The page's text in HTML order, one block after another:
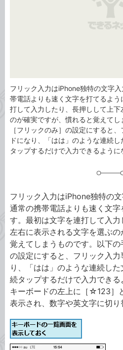
フリック入力はiPhone独特の文字
帯電話よりも速く文字を打てるよ
打して入力したり、長押しして上
のが確実ですが、慣れると覚えて
［フリックのみ］の設定にすると
ドになり、「はは」のような連続
タップするだけで入力できるように
フリック入力はiPhone独特の
通常の携帯電話よりも速く文字
す。最初は文字を連打して入
左右に表示される文字を選ぶ
覚えてしまうものです。以下の
の設定にすると、フリック入
り、「はは」のような連続し
続タップするだけで入力できる
キーボードの左上に［☆123］
表示され、数字や英文字に切り